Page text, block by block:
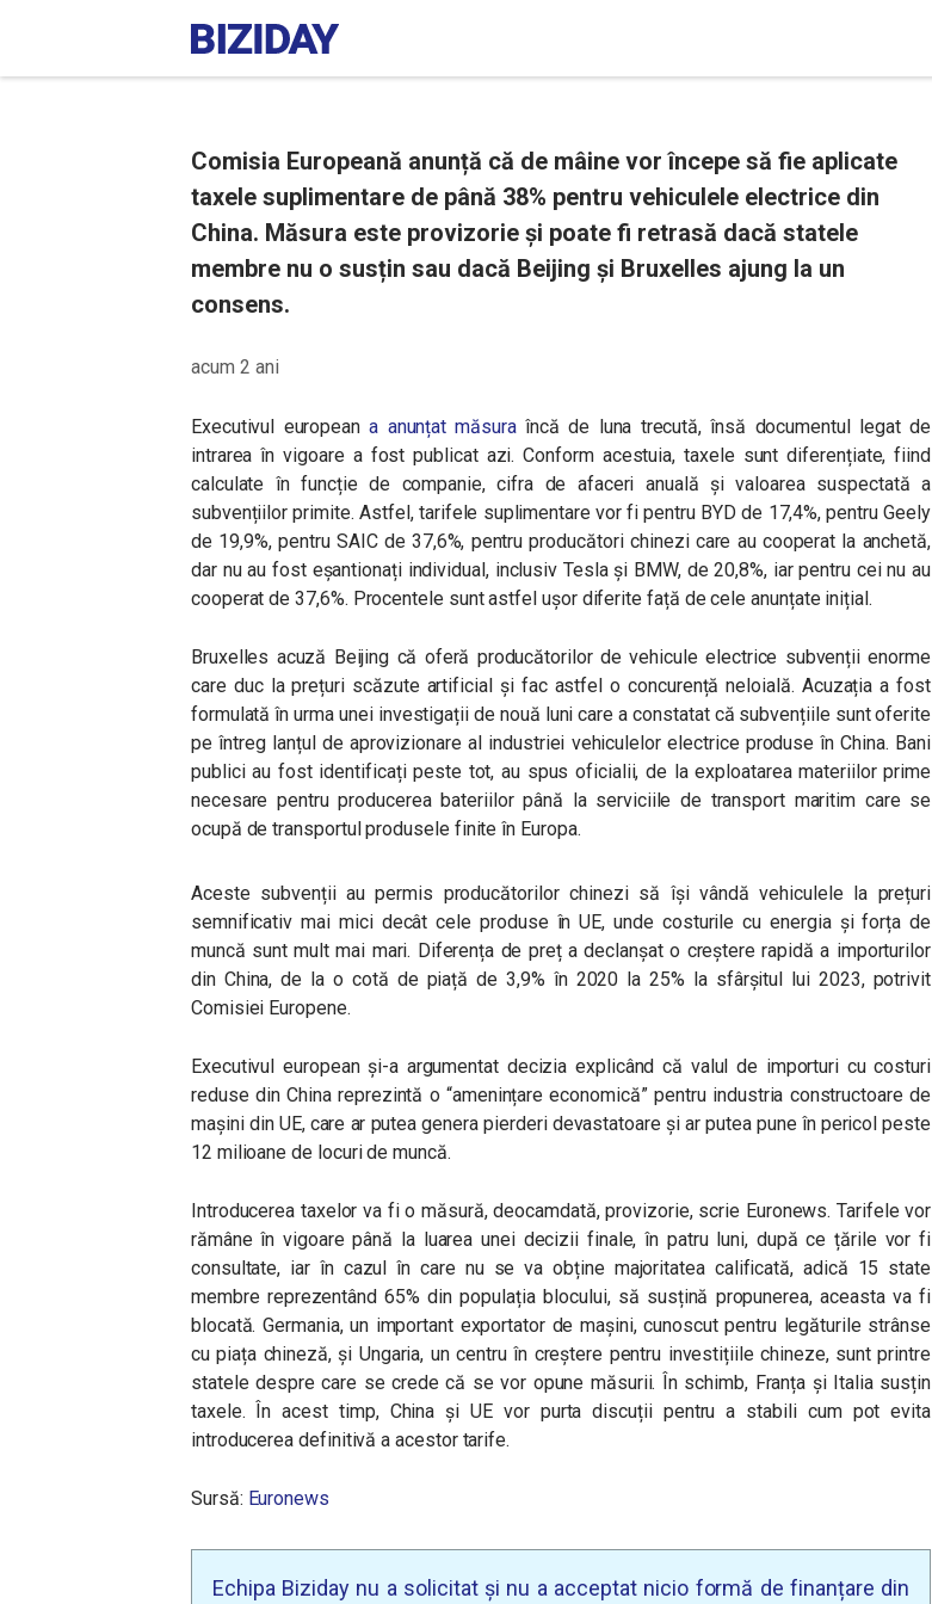
Comisia Europeană anunță că de mâine vor începe să fie aplicate
taxele suplimentare de până 38% pentru vehiculele electrice din
China. Măsura este provizorie și poate fi retrasă dacă statele
membre nu o susțin sau dacă Beijing și Bruxelles ajung la un
consens.
acum 2 ani
Executivul european a anunțat măsura încă de luna trecută, însă documentul legat de
intrarea în vigoare a fost publicat azi. Conform acestuia, taxele sunt diferențiate, fiind
calculate în funcție de companie, cifra de afaceri anuală și valoarea suspectată a
subvențiilor primite. Astfel, tarifele suplimentare vor fi pentru BYD de 17,4%, pentru Geely
de 19,9%, pentru SAIC de 37,6%, pentru producători chinezi care au cooperat la anchetă,
dar nu au fost eșantionați individual, inclusiv Tesla și BMW, de 20,8%, iar pentru cei nu au
cooperat de 37,6%. Procentele sunt astfel ușor diferite față de cele anunțate inițial.
Bruxelles acuză Beijing că oferă producătorilor de vehicule electrice subvenții enorme
care duc la prețuri scăzute artificial și fac astfel o concurență neloială. Acuzația a fost
formulată în urma unei investigații de nouă luni care a constatat că subvențiile sunt oferite
pe întreg lanțul de aprovizionare al industriei vehiculelor electrice produse în China. Bani
publici au fost identificați peste tot, au spus oficialii, de la exploatarea materiilor prime
necesare pentru producerea bateriilor până la serviciile de transport maritim care se
ocupă de transportul produsele finite în Europa.
Aceste subvenții au permis producătorilor chinezi să își vândă vehiculele la prețuri
semnificativ mai mici decât cele produse în UE, unde costurile cu energia și forța de
muncă sunt mult mai mari. Diferența de preț a declanșat o creștere rapidă a importurilor
din China, de la o cotă de piață de 3,9% în 2020 la 25% la sfârșitul lui 2023, potrivit
Comisiei Europene.
Executivul european și-a argumentat decizia explicând că valul de importuri cu costuri
reduse din China reprezintă o “amenințare economică” pentru industria constructoare de
mașini din UE, care ar putea genera pierderi devastatoare și ar putea pune în pericol peste
12 milioane de locuri de muncă.
Introducerea taxelor va fi o măsură, deocamdată, provizorie, scrie Euronews. Tarifele vor
rămâne în vigoare până la luarea unei decizii finale, în patru luni, după ce țările vor fi
consultate, iar în cazul în care nu se va obține majoritatea calificată, adică 15 state
membre reprezentând 65% din populația blocului, să susțină propunerea, aceasta va fi
blocată. Germania, un important exportator de mașini, cunoscut pentru legăturile strânse
cu piața chineză, și Ungaria, un centru în creștere pentru investițiile chineze, sunt printre
statele despre care se crede că se vor opune măsurii. În schimb, Franța și Italia susțin
taxele. În acest timp, China și UE vor purta discuții pentru a stabili cum pot evita
introducerea definitivă a acestor tarife.
Sursă: Euronews
Echipa Biziday nu a solicitat și nu a acceptat nicio formă de finanțare din